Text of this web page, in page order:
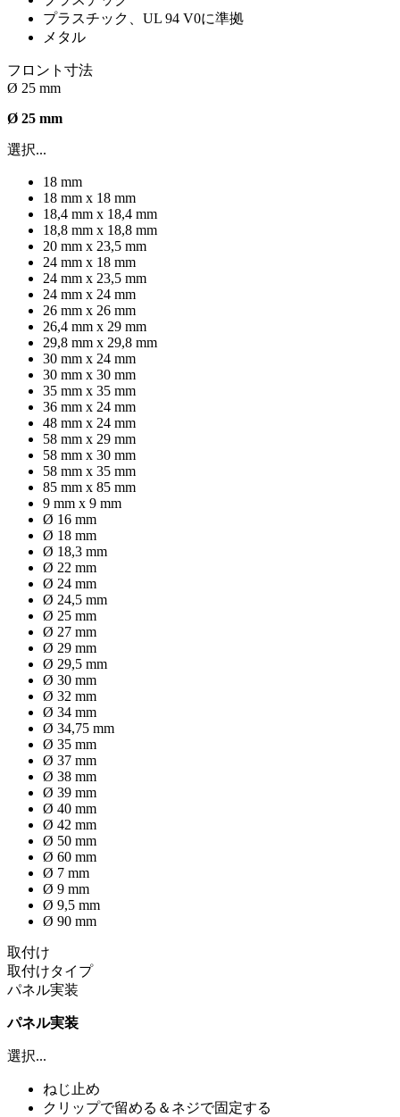
プラスチック、UL 94 V0に準拠
メタル
フロント寸法
Ø 25 mm
Ø 25 mm
選択...
18 mm
18 mm x 18 mm
18,4 mm x 18,4 mm
18,8 mm x 18,8 mm
20 mm x 23,5 mm
24 mm x 18 mm
24 mm x 23,5 mm
24 mm x 24 mm
26 mm x 26 mm
26,4 mm x 29 mm
29,8 mm x 29,8 mm
30 mm x 24 mm
30 mm x 30 mm
35 mm x 35 mm
36 mm x 24 mm
48 mm x 24 mm
58 mm x 29 mm
58 mm x 30 mm
58 mm x 35 mm
85 mm x 85 mm
9 mm x 9 mm
Ø 16 mm
Ø 18 mm
Ø 18,3 mm
Ø 22 mm
Ø 24 mm
Ø 24,5 mm
Ø 25 mm
Ø 27 mm
Ø 29 mm
Ø 29,5 mm
Ø 30 mm
Ø 32 mm
Ø 34 mm
Ø 34,75 mm
Ø 35 mm
Ø 37 mm
Ø 38 mm
Ø 39 mm
Ø 40 mm
Ø 42 mm
Ø 50 mm
Ø 60 mm
Ø 7 mm
Ø 9 mm
Ø 9,5 mm
Ø 90 mm
取付け
取付けタイプ
パネル実装
パネル実装
選択...
ねじ止め
クリップで留める＆ネジで固定する